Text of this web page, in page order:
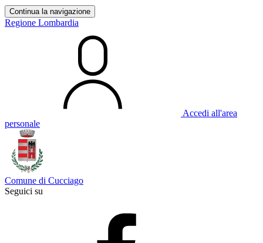
Continua la navigazione
Regione Lombardia
Accedi all'area
personale
Comune di Cucciago
Seguici su